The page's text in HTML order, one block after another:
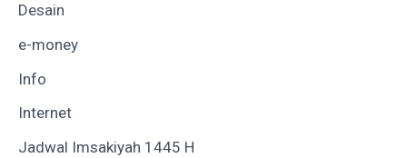
Desain
e-money
Info
Internet
Jadwal Imsakiyah 1445 H